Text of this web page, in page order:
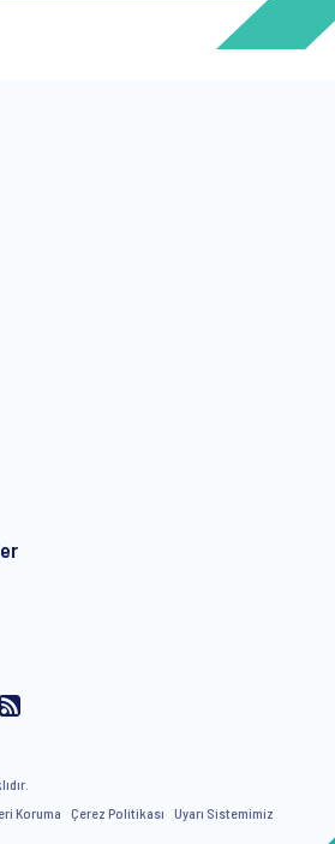
etkinlik davetiyeleri ve makaleler
olarak geri çekebilirsiniz.
Koruma Çerez Politikası Uyarı Sistemimiz